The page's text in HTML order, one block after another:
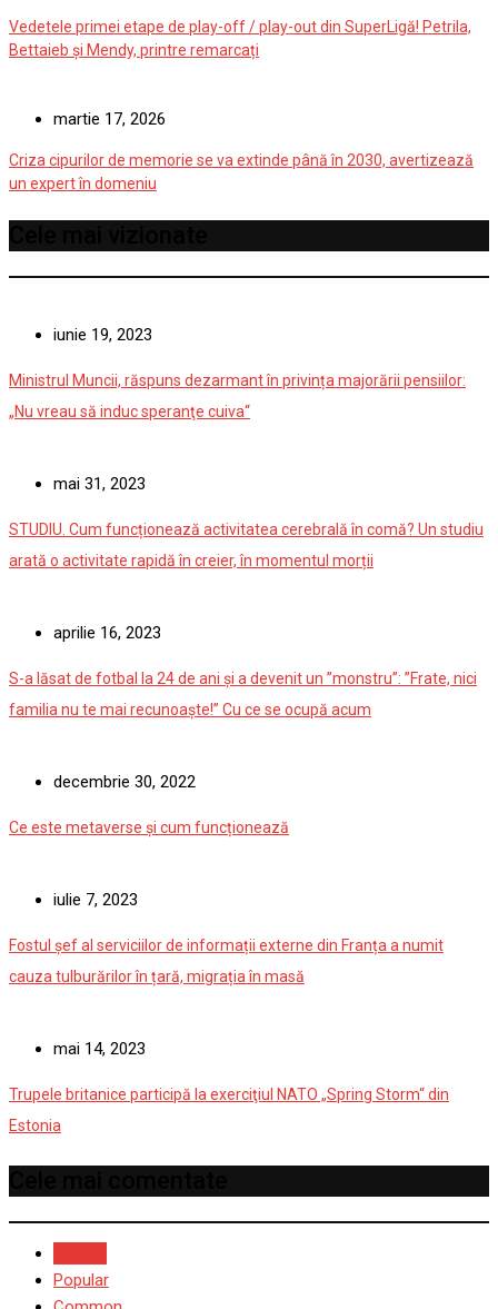
Vedetele primei etape de play-off / play-out din SuperLigă! Petrila,
Bettaieb și Mendy, printre remarcați
martie 17, 2026
Criza cipurilor de memorie se va extinde până în 2030, avertizează
un expert în domeniu
iunie 19, 2023
Ministrul Muncii, răspuns dezarmant în privința majorării pensiilor:
„Nu vreau să induc speranţe cuiva“
mai 31, 2023
STUDIU. Cum funcționează activitatea cerebrală în comă? Un studiu
arată o activitate rapidă în creier, în momentul morții
aprilie 16, 2023
S-a lăsat de fotbal la 24 de ani și a devenit un ”monstru”: ”Frate, nici
familia nu te mai recunoaște!” Cu ce se ocupă acum
decembrie 30, 2022
Ce este metaverse și cum funcționează
iulie 7, 2023
Fostul șef al serviciilor de informații externe din Franța a numit
cauza tulburărilor în țară, migrația în masă
mai 14, 2023
Trupele britanice participă la exerciţiul NATO „Spring Storm“ din
Estonia
Popular